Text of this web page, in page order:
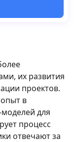
их развития
проектов.
в
для
процесс
отвечают за